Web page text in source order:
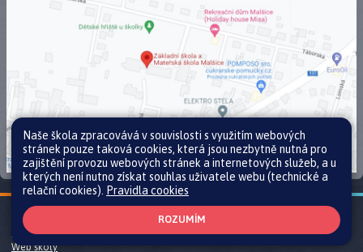
Všechna práva vyhrazena. Copyright © 2026 |
Prohlášení o přístupnosti|Pravidla COOKIES|GDPR
Web školy
Naše škola zpracovává v souvislosti s využitím webových
stránek pouze taková cookies, která jsou nezbytně nutná pro
zajištění provozu webových stránek a internetových služeb, a u
kterých není nutno získat souhlas uživatele webu (technické a
relační cookies). Pravidla cookies
ROZUMÍM